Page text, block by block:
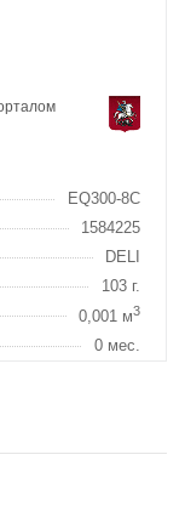
EQ300-8C
1584225
DELI
103 г.
0,001 м3
0 мес.